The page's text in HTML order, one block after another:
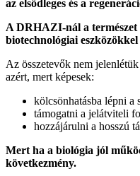
az elsődleges és a
A DRHAZI-nál a természet
biotechnológiai
Az összetevők nem
azért, mert képesek:
kölcsönhatásba lépni a
támogatni a jelátviteli
hozzájárulni a hosszú
Mert ha a biológia jól
következmény.